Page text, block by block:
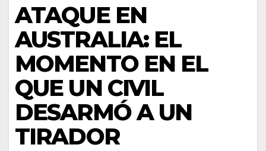
ATAQUE EN
AUSTRALIA: EL
MOMENTO EN EL
QUE UN CIVIL
DESARMÓ A UN
TIRADOR